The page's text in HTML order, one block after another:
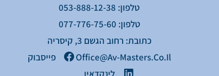
טלפון: 053-888-12-38
טלפון: 077-776-75-60
כתובת: רחוב הגשם 3, קיסריה
Office@av-Masters.co.il
פייסבוק
לינקדאין